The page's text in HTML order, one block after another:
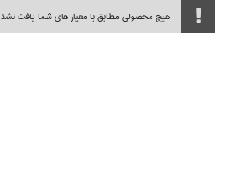
هیچ محصولی مطابق با معیار های شما یافت نشد